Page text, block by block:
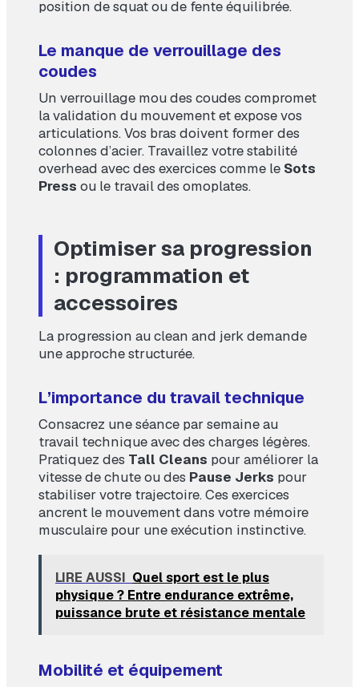
position de squat ou de fente équilibrée.
Le manque de verrouillage des
coudes
Un verrouillage mou des coudes compromet
la validation du mouvement et expose vos
articulations. Vos bras doivent former des
colonnes d’acier. Travaillez votre stabilité
overhead avec des exercices comme le Sots
Press ou le travail des omoplates.
Optimiser sa progression
: programmation et
accessoires
La progression au clean and jerk demande
une approche structurée.
L’importance du travail technique
Consacrez une séance par semaine au
travail technique avec des charges légères.
Pratiquez des Tall Cleans pour améliorer la
vitesse de chute ou des Pause Jerks pour
stabiliser votre trajectoire. Ces exercices
ancrent le mouvement dans votre mémoire
musculaire pour une exécution instinctive.
LIRE AUSSI Quel sport est le plus
physique ? Entre endurance extrême,
puissance brute et résistance mentale
Mobilité et équipement